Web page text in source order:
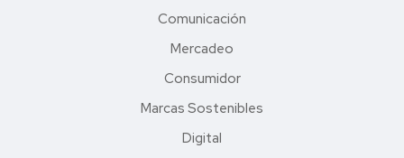
Comunicación
Mercadeo
Consumidor
Marcas Sostenibles
Digital